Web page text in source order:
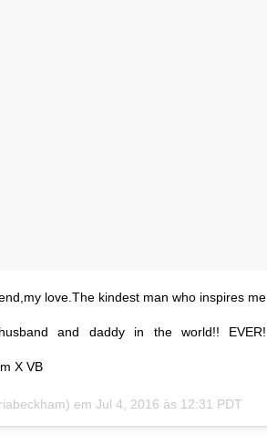
love.The kindest man who inspires me
and daddy in the world!! EVER!
X VB
emJul 4, 2016 às 12:31 PDT